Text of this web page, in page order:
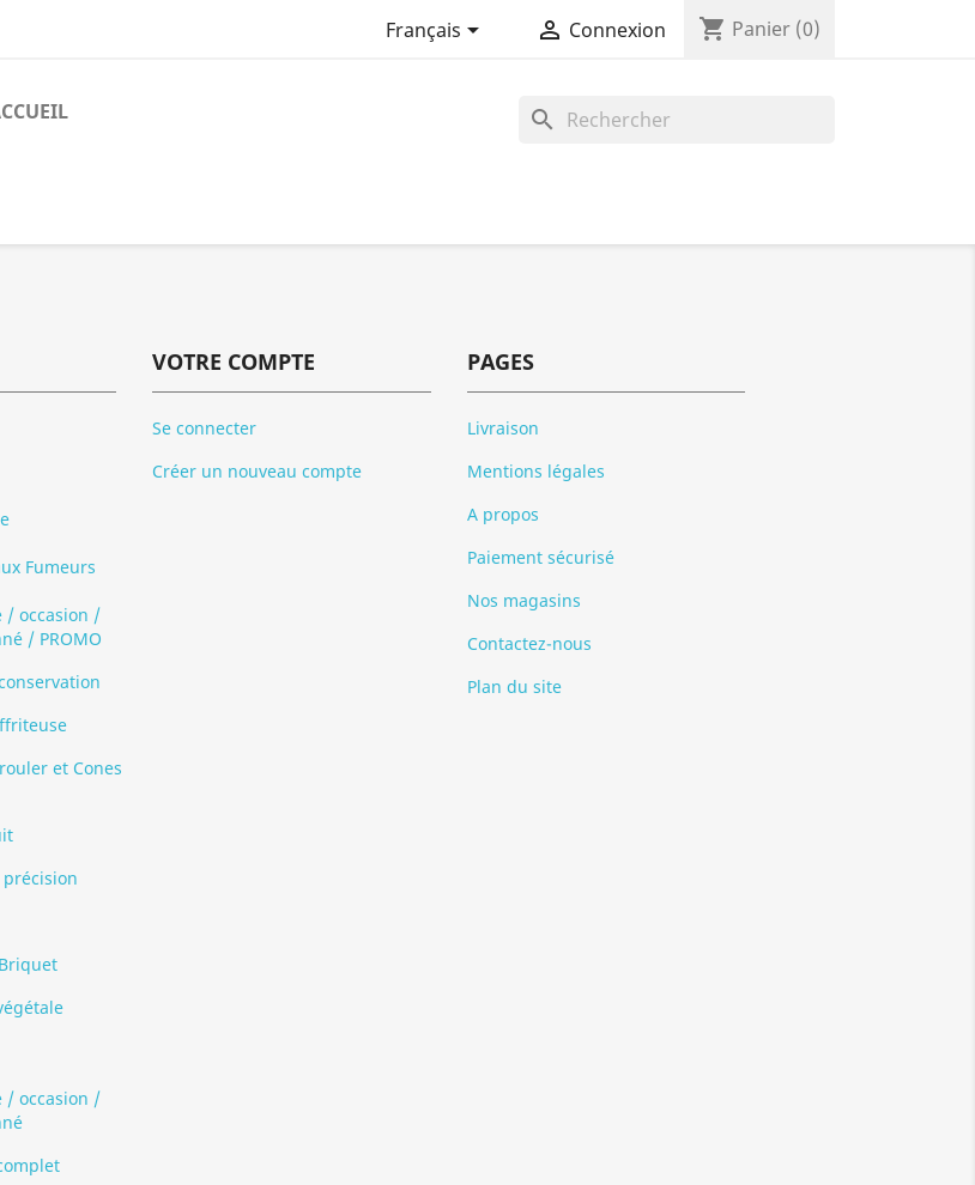
Français  Connexion shopping_cart Panier (0)
search
Fumeurs
/ occasion /
/ PROMO
et Cones
précision
/ occasion /
VOTRE COMPTE
Se connecter
Créer un nouveau compte
PAGES
Livraison
Mentions légales
A propos
Paiement sécurisé
Nos magasins
Contactez-nous
Plan du site